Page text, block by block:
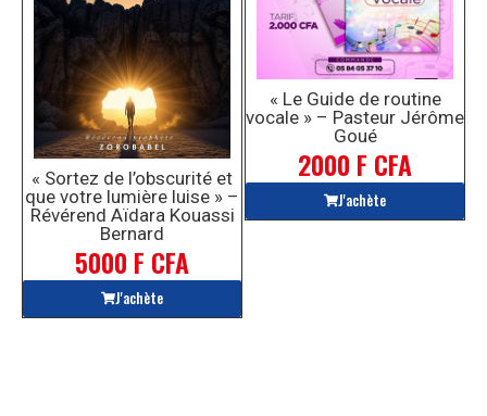
« Sortez de l’obscurité et
que votre lumière luise » –
Révérend Aïdara Kouassi
Bernard
5000 F CFA
J'achète
« Le Guide de routine
vocale » – Pasteur Jérôme
Goué
2000 F CFA
J'achète